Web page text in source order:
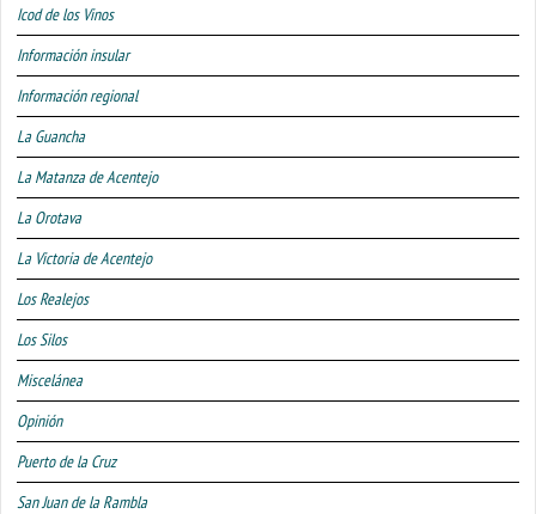
Icod de los Vinos
Información insular
Información regional
La Guancha
La Matanza de Acentejo
La Orotava
La Victoria de Acentejo
Los Realejos
Los Silos
Miscelánea
Opinión
Puerto de la Cruz
San Juan de la Rambla